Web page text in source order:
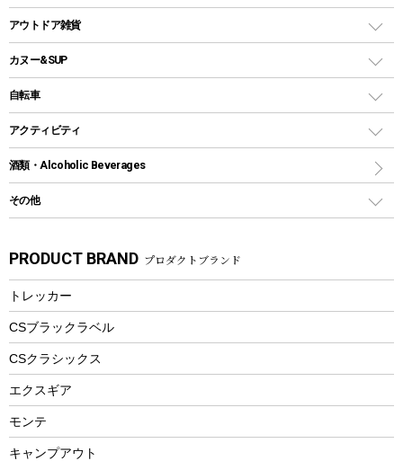
パラソル
テントアクセサリー
ペグ
グランドシート
ガイドロープ
ツール
鉄板、アミ
焚き火台&ストーブ
火起こし
バーベキューツール
クッカーセット
シェラカップ
クッキングツール
ナイフ
カトラリー
マグカップ、カップ
ステンレスボトル
フードボトル
トレー
ランチョンマット
ランチボックス
コップ付きタイプ
ワンタッチタイプ
プラスチックボトル
ディズニーボトル
クーラーバッグ
ウォータージャグ
保冷剤
アウトドアキャリー
アウトドア雑貨
バックパック&バッグ
リュック、バックパック
トートバッグ、サコッシュ
ショッピングキャリー
その他アウトドア雑貨
スプレー関係
ツール、他
カヌー&SUP
インフレータブル
カヤック
パドル
ヘルメット
エアーポンプ
アクセサリー
自転車
折りたたみ自転車
スポーツサイクル
シティサイクル
自転車ウェア
アクティビティ
マリン
ラッシュガード
パラソル
フローティングベスト
ヘルメット
エアーポンプ
ビーチテント
ウィンター
スノーシュー
酒類・Alcoholic Beverages
その他
湯たんぽ
防災用品
PRODUCT BRAND プロダクトブランド
トレッカー
CSブラックラベル
CSクラシックス
エクスギア
モンテ
キャンプアウト